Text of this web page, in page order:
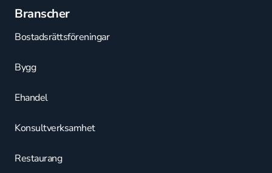
Branscher
Bostadsrättsföreningar
Bygg
Ehandel
Konsultverksamhet
Restaurang